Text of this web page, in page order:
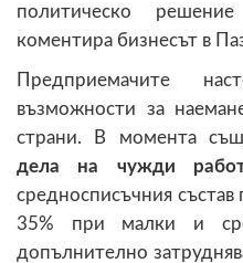
политическо
коментира бизнесът в
Предприемачите
възможности за
страни. В момента
дела на чужди
средносписъчния
35% при малки и
допълнително